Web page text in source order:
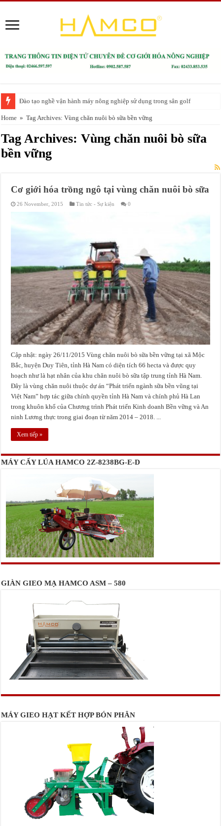
Đào tạo nghề vận hành máy nông nghiệp sử dụng trong sân golf
Home » Tag Archives: Vùng chăn nuôi bò sữa bền vững
Tag Archives:Vùng chăn nuôi bò sữa
bền vững
Cơ giới hóa trồng ngô tại vùng chăn nuôi bò sữa
26 November, 2015 Tin tức - Sự kiện 0
Cập nhật: ngày 26/11/2015 Vùng chăn nuôi bò sữa bền vững tại xã Mộc
Bắc, huyện Duy Tiên, tỉnh Hà Nam có diện tích 66 hecta và được quy
hoạch như là hạt nhân của khu chăn nuôi bò sữa tập trung tỉnh Hà Nam.
Đây là vùng chăn nuôi thuộc dự án “Phát triển ngành sữa bền vũng tại
Việt Nam” hợp tác giữa chính quyền tỉnh Hà Nam và chính phủ Hà Lan
trong khuôn khổ của Chương trình Phát triển Kinh doanh Bền vững và An
ninh Lương thực trong giai đoạn từ năm 2014 – 2018. ...
Xem tiếp »
MÁY CẤY LÚA HAMCO 2Z-8238BG-E-D
GIÀN GIEO MẠ HAMCO ASM – 580
MÁY GIEO HẠT KẾT HỢP BÓN PHÂN